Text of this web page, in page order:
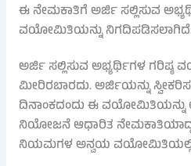
ಈ ನೇಮಕಾತಿಗೆ ಅರ್ಜಿ ಸಲ್ಲಿಸುವ
ವಯೋಮಿತಿಯನ್ನು
ಅರ್ಜಿ ಸಲ್ಲಿಸುವ ಅಭ್ಯರ್ಥಿಗಳ ಗರಿಷ್ಠ
ಮೀರಿರಬಾರದು. ಅರ್ಜಿಯನ್ನು
ದಿನಾಂಕದಂದು ಈ ವಯೋಮಿತಿಯನ್ನು
ನಿಯೋಜನೆ ಆಧಾರಿತ
ನಿಯಮಗಳ ಅನ್ವಯ ವಯೋಮಿತಿಯಲ್ಲಿನ